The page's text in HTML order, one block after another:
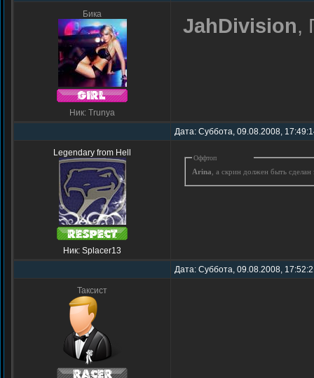
Бика
Ник: Trunya
JahDivision,
Дата: Суббота, 09.08.2008,
Legendary from Hell
Ник: Splacer13
Оффтоп
Arina , а скрин должен быть
Дата: Суббота, 09.08.2008,
Таксист